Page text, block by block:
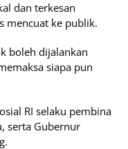
dan terkesan
mencuat ke publik.
boleh dijalankan
siapa pun
RI selaku pembina
serta Gubernur